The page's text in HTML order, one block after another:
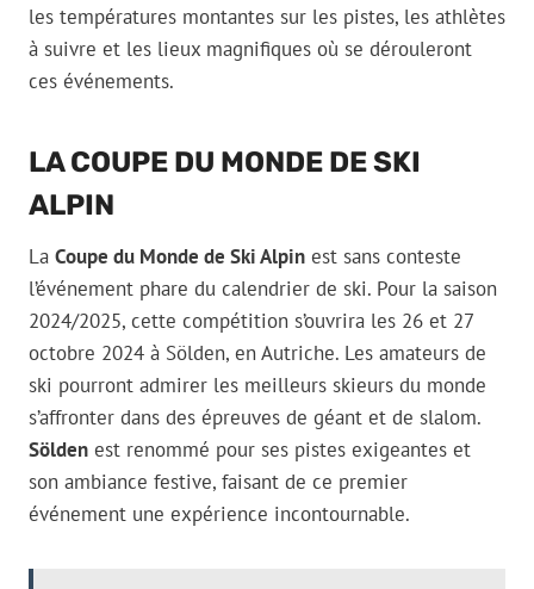
les températures montantes sur les pistes, les athlètes
à suivre et les lieux magnifiques où se dérouleront
ces événements.
LA COUPE DU MONDE DE SKI
ALPIN
La Coupe du Monde de Ski Alpin est sans conteste
l’événement phare du calendrier de ski. Pour la saison
2024/2025, cette compétition s’ouvrira les 26 et 27
octobre 2024 à Sölden, en Autriche. Les amateurs de
ski pourront admirer les meilleurs skieurs du monde
s’affronter dans des épreuves de géant et de slalom.
Sölden est renommé pour ses pistes exigeantes et
son ambiance festive, faisant de ce premier
événement une expérience incontournable.